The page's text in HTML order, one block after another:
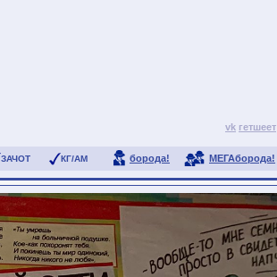
vk гетшеет
ЗАЧОТ КГ/АМ борода! МЕГАборода!